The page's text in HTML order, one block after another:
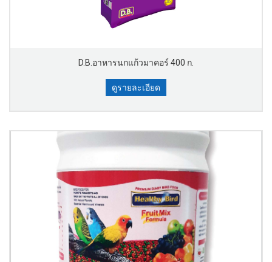
D.B.อาหารนกแก้วมาคอร์ 400 ก.
ดูรายละเอียด